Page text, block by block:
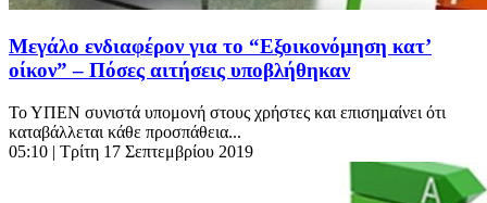
Μεγάλο ενδιαφέρον για το “Εξοικονόμηση κατ’
οίκον” – Πόσες αιτήσεις υποβλήθηκαν
Το ΥΠΕΝ συνιστά υπομονή στους χρήστες και επισημαίνει ότι
καταβάλλεται κάθε προσπάθεια...
05:10 | Τρίτη 17 Σεπτεμβρίου 2019